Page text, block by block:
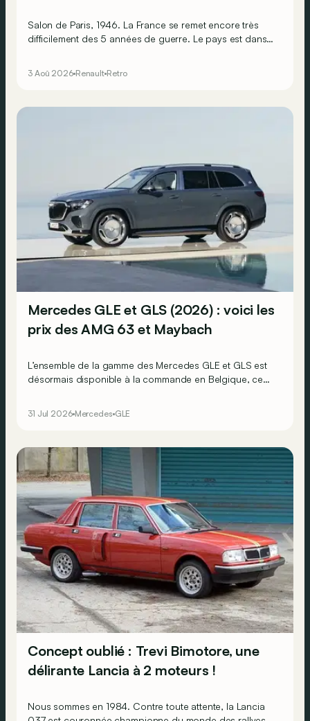
Salon de Paris, 1946. La France se remet encore très
difficilement des 5 années de guerre. Le pays est dans
fixe, car sur le stand Renault, il y a la promesse de
3 Aoû 2026 Renault Retro
Mercedes GLE et GLS (2026) : voici les
prix des AMG 63 et Maybach
L’ensemble de la gamme des Mercedes GLE et GLS est
désormais disponible à la commande en Belgique, ce
31 Jul 2026 Mercedes GLE
Concept oublié : Trevi Bimotore, une
délirante Lancia à 2 moteurs !
Nous sommes en 1984. Contre toute attente, la Lancia